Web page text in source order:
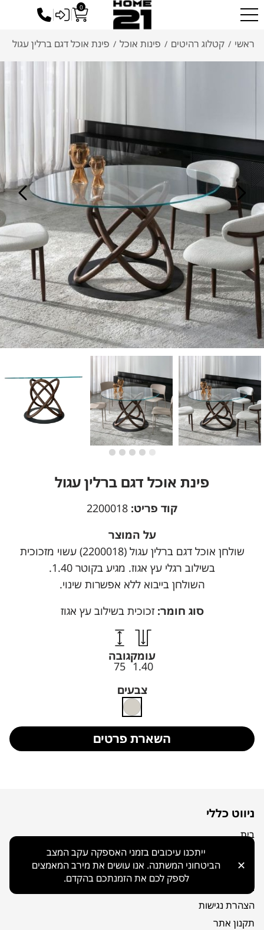
ייתכנו עיכובים בזמני האספקה עקב המצב
הביטחוני המשתנה. אנו עושים את מירב המאמצים
לספק לכם את הזמנתכם בהקדם.
✕
0
כניסה
ראשי / קטלוג רהיטים / פינות אוכל / פינת אוכל דגם ברלין עגול
פינת אוכל דגם ברלין עגול
קוד פריט: 2200018
על המוצר
שולחן אוכל דגם ברלין עגול (2200018) עשוי מזכוכית
בשילוב רגלי עץ אגוז. מגיע בקוטר 1.40.
השולחן בייבוא ללא אפשרות שינוי.
סוג חומר:זכוכית בשילוב עץ אגוז
עומק
1.40
גובה
75
צבעים
השארת פרטים
ניווט כללי
בית
אודות
מפת אתר
הצהרת נגישות
תקנון אתר